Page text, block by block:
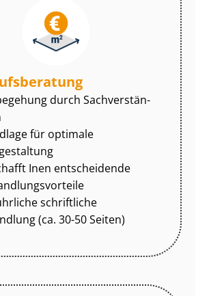
durch Sach­ver­stän­
für optimale
Inen entscheidende
schriftliche
(ca. 30-50 Seiten)